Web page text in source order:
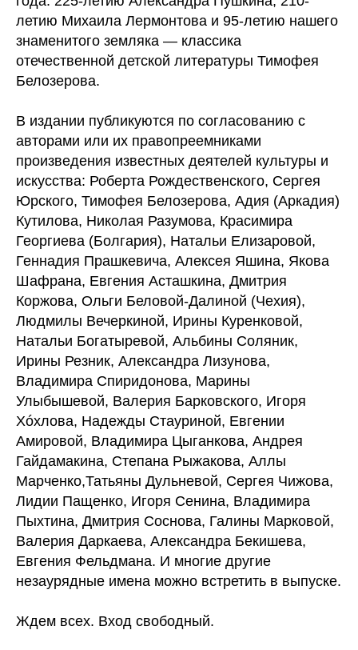
летию Михаила Лермонтова и 95-летию нашего
знаменитого земляка — классика
отечественной детской литературы Тимофея
Белозерова.
В издании публикуются по согласованию с
авторами или их правопреемниками
произведения известных деятелей культуры и
искусства: Роберта Рождественского, Сергея
Юрского, Тимофея Белозерова, Адия (Аркадия)
Кутилова, Николая Разумова, Красимира
Георгиева (Болгария), Натальи Елизаровой,
Геннадия Прашкевича, Алексея Яшина, Якова
Шафрана, Евгения Асташкина, Дмитрия
Коржова, Ольги Беловой-Далиной (Чехия),
Людмилы Вечеркиной, Ирины Куренковой,
Натальи Богатыревой, Альбины Соляник,
Ирины Резник, Александра Лизунова,
Владимира Спиридонова, Марины
Улыбышевой, Валерия Барковского, Игоря
Хóхлова, Надежды Стауриной, Евгении
Амировой, Владимира Цыганкова, Андрея
Гайдамакина, Степана Рыжакова, Аллы
Марченко,Татьяны Дульневой, Сергея Чижова,
Лидии Пащенко, Игоря Сенина, Владимира
Пыхтина, Дмитрия Соснова, Галины Марковой,
Валерия Даркаева, Александра Бекишева,
Евгения Фельдмана. И многие другие
незаурядные имена можно встретить в выпуске.
Ждем всех. Вход свободный.